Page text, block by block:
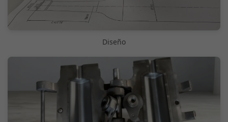
Diseño